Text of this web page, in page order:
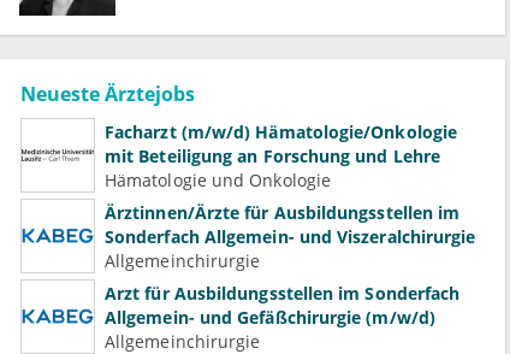
Neueste Ärztejobs
Facharzt (m/w/d) Hämatologie/Onkologie
mit Beteiligung an Forschung und Lehre
Hämatologie und Onkologie
Ärztinnen/Ärzte für Ausbildungsstellen im
Sonderfach Allgemein- und Viszeralchirurgie
Allgemeinchirurgie
Arzt für Ausbildungsstellen im Sonderfach
Allgemein- und Gefäßchirurgie (m/w/d)
Allgemeinchirurgie